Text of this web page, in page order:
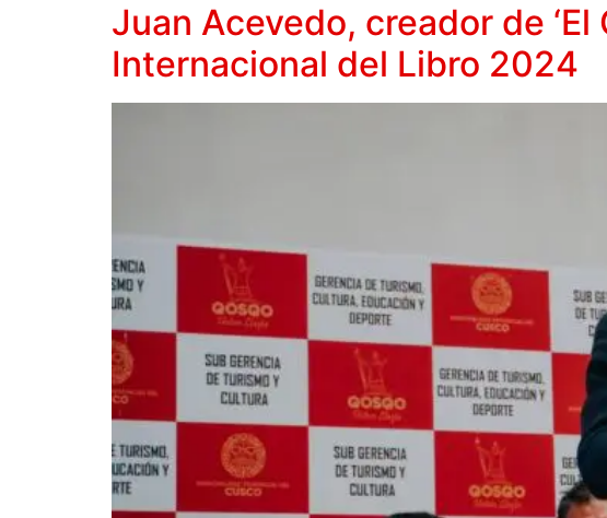
Juan Acevedo, creador de
Internacional del Libro 2024